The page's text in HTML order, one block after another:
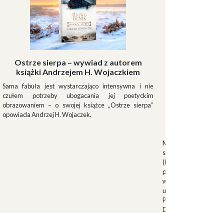
Ostrze sierpa – wywiad z autorem
książki Andrzejem H. Wojaczkiem
Sama fabuła jest wystarczająco intensywna i nie
czułem potrzeby ubogacania jej poetyckim
obrazowaniem – o swojej książce „Ostrze sierpa”
opowiada Andrzej H. Wojaczek.
Muszkieterowie
stanowili elitarną
(Milizia Volontaria
pełniącą rolę
w latach 1923-
uroczystościach
Palazzo Venezia w
Duce.